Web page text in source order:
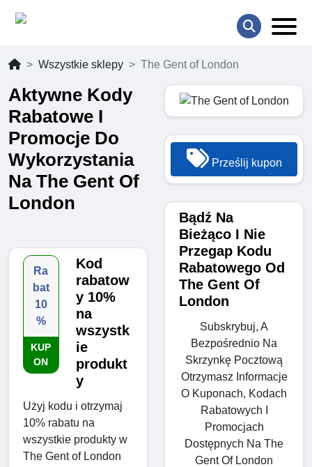
Wszystkie sklepy The Gent of London
Aktywne Kody
Rabatowe I
Promocje Do
Wykorzystania
Na The Gent Of
London
Ra
bat
10
%
KUP
ON
Kod
rabatow
y 10%
na
wszystk
ie
produkt
y
Użyj kodu i otrzymaj
10% rabatu na
wszystkie produkty w
The Gent of London
Prześlij kupon
Bądź Na
Bieżąco I Nie
Przegap Kodu
Rabatowego Od
The Gent Of
London
Subskrybuj, A
Bezpośrednio Na
Skrzynkę Pocztową
Otrzymasz Informacje
O Kuponach, Kodach
Rabatowych I
Promocjach
Dostępnych Na The
Gent Of London